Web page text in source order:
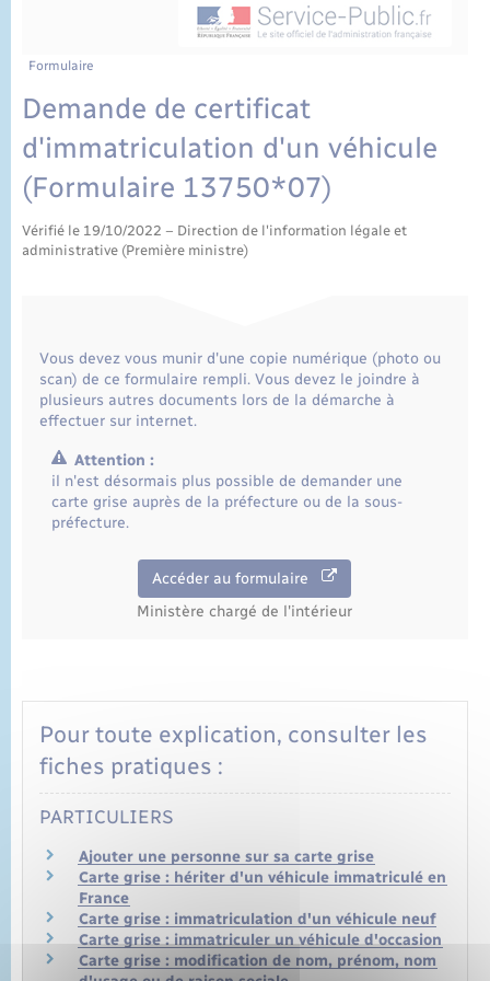
Formulaire
Demande de certificat
d'immatriculation d'un véhicule
(Formulaire 13750*07)
Vérifié le 19/10/2022 – Direction de l'information légale et
administrative (Première ministre)
Vous devez vous munir d'une copie numérique (photo ou
scan) de ce formulaire rempli. Vous devez le joindre à
plusieurs autres documents lors de la démarche à
effectuer sur internet.
Attention :
il n'est désormais plus possible de demander une
carte grise auprès de la préfecture ou de la sous-
préfecture.
Accéder au formulaire
Ministère chargé de l'intérieur
Pour toute explication, consulter les
fiches pratiques :
PARTICULIERS
Ajouter une personne sur sa carte grise
Carte grise : hériter d'un véhicule immatriculé en
France
Carte grise : immatriculation d'un véhicule neuf
Carte grise : immatriculer un véhicule d'occasion
Carte grise : modification de nom, prénom, nom